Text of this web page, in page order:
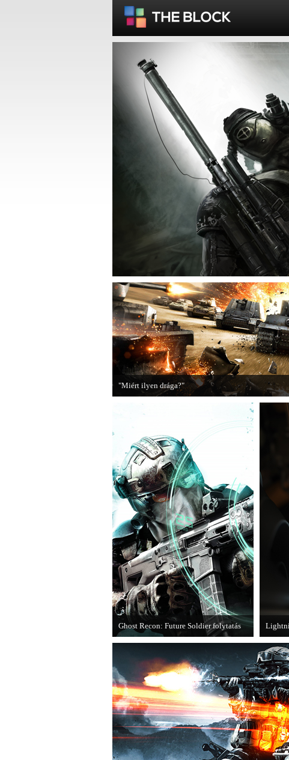
"Miért ilyen drága?"
A PC Guru utánajárt, miért kerülnek olyan sokba a
Ghost Recon: Future Soldier folytatás
van a Ghost Recon: Future Soldier
következő epizódja.